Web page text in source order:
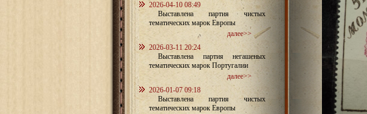
2026-04-10 08:49
Выставлена партия чистых
тематических марок Европы
далее>>
2026-03-11 20:24
Выставлена партия негашеных
тематических марок Португалии
далее>>
2026-01-07 09:18
Выставлена партия чистых
тематических марок Европы